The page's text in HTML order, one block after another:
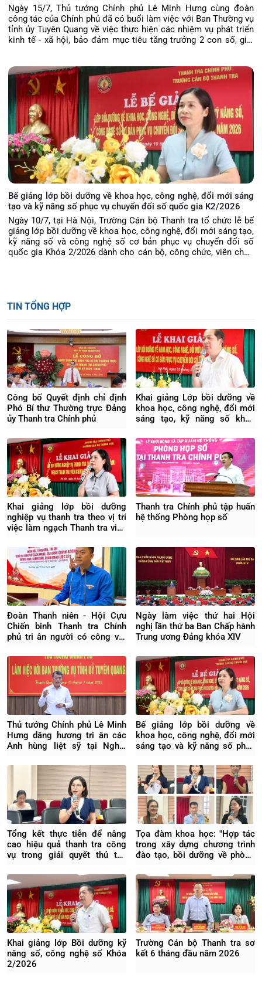
Ngày 15/7, Thủ tướng Chính phủ Lê Minh Hưng cùng đoàn
công tác của Chính phủ đã có buổi làm việc với Ban Thường vụ
tỉnh ủy Tuyên Quang về việc thực hiện các nhiệm vụ phát triển
kinh tế - xã hội, bảo đảm mục tiêu tăng trưởng 2 con số, giải
quốc phòng, an ninh, xây dựng Đảng, hệ thống chính trị và tháo
gỡ khó khăn, vướng mắc của tỉnh.
Bế giảng lớp bồi dưỡng về khoa học, công nghệ, đổi mới sáng
tạo và kỹ năng số phục vụ chuyển đổi số quốc gia K2/2026
Ngày 10/7, tại Hà Nội, Trường Cán bộ Thanh tra tổ chức lễ bế
giảng lớp bồi dưỡng về khoa học, công nghệ, đổi mới sáng tạo,
kỹ năng số và công nghệ số cơ bản phục vụ chuyển đổi số
quốc gia Khóa 2/2026 dành cho cán bộ, công chức, viên chức
TIN TỔNG HỢP
Công bố Quyết định chỉ định
Phó Bí thư Thường trực Đảng
ủy Thanh tra Chính phủ
Khai giảng Lớp bồi dưỡng về
khoa học, công nghệ, đổi mới
sáng tạo, kỹ năng số khóa
Khai giảng lớp bồi dưỡng
nghiệp vụ thanh tra theo vị trí
việc làm ngạch Thanh tra viên
Thanh tra Chính phủ tập huấn
hệ thống Phòng họp số
Đoàn Thanh niên - Hội Cựu
Chiến binh Thanh tra Chính
phủ tri ân người có công với
Ngày làm việc thứ hai Hội
nghị lần thứ ba Ban Chấp hành
Trung ương Đảng khóa XIV
Thủ tướng Chính phủ Lê Minh
Hưng dâng hương tri ân các
Anh hùng liệt sỹ tại Nghĩa
Xuyên
Bế giảng lớp bồi dưỡng về
khoa học, công nghệ, đổi mới
sáng tạo và kỹ năng số phục
K2/2026
Tổng kết thực tiễn để nâng
cao hiệu quả thanh tra công
vụ trong giải quyết thủ tục
Tọa đàm khoa học: "Hợp tác
trong xây dựng chương trình
đào tạo, bồi dưỡng về phòng
doanh nghiệp"
Khai giảng lớp Bồi dưỡng kỹ
năng số, công nghệ số Khóa
2/2026
Trường Cán bộ Thanh tra sơ
kết 6 tháng đầu năm 2026